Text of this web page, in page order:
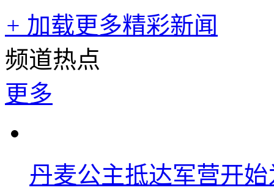
+ 加载更多精彩新闻
频道热点
更多
丹麦公主抵达军营开